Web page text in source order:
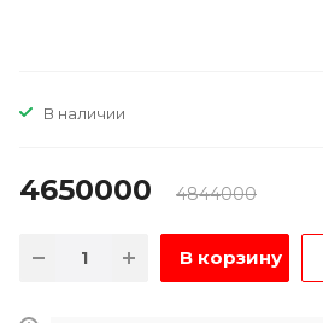
В наличии
4650000 4844000
В корзину